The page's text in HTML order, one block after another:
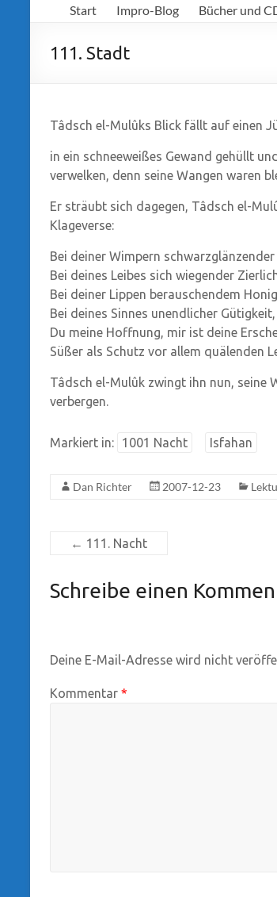
Richter
Start Impro-Blog Bücher und
111. Stadt
Tâdsch el-Mulûks Blick fällt auf einen
in ein schneeweißes Gewand gehüllt
verwelken, denn seine Wangen waren
Er sträubt sich dagegen, Tâdsch el-
Klageverse:
Bei deiner Wimpern
Bei deines Leibes sich wiegender
Bei deiner Lippen berauschendem
Bei deines Sinnes unendlicher Gütigkeit,
Du meine Hoffnung, mir ist deine
Süßer als Schutz vor allem quälenden
Tâdsch el-Mulûk zwingt ihn nun, seine
verbergen.
Markiert in: 1001 Nacht Isfahan
Dan Richter 2007-12-23
← 111. Nacht
Schreibe einen
Deine E-Mail-Adresse wird nicht
Kommentar *